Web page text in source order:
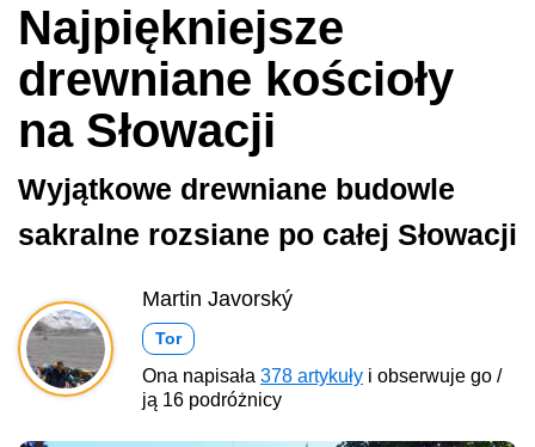
Najpiękniejsze
drewniane kościoły
na Słowacji
Wyjątkowe drewniane budowle
sakralne rozsiane po całej Słowacji
Martin Javorský
Tor
Ona napisała 378 artykuły i obserwuje go /
ją 16 podróżnicy